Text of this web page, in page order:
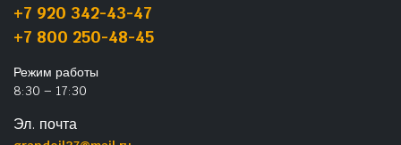
+7 920 342-43-47
+7 800 250-48-45
Режим работы
8:30 – 17:30
Эл. почта